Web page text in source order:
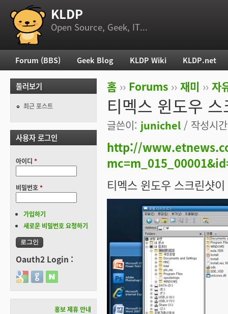
부 메뉴 KLDP
Open Source, Geek, IT...
현재 위치
홈 ›› Forums ›› 재미 ›› 자
티멕스 윈도우
글쓴이: junichel / 작성시
http://
티멕스 윈도우 스크린샷
주 메뉴
Forum (BBS) Geek Blog KLDP Wiki KLDP.net
둘러보기
최근 포스트
사용자 로그인
아이디 *
비밀번호*
가입하기
새로운 비밀번호 요청하기
Oauth2 Login :
Login with Google
Login with GitHub
Login with Naver
홍보 제휴 안내